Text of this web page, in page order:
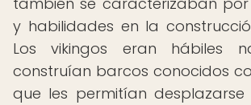
y habilidades en la
Los vikingos eran hábiles
construían barcos conocidos
que les permitían